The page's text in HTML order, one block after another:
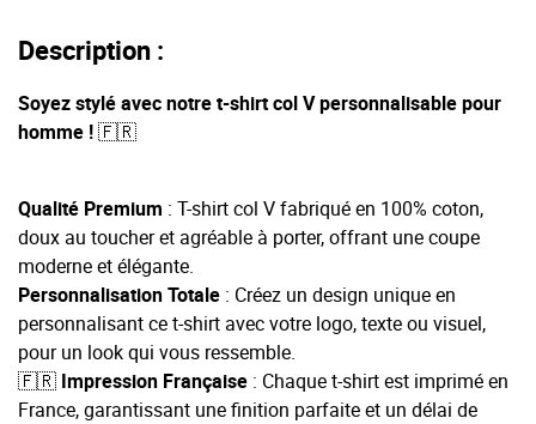
Description :
Soyez stylé avec notre t-shirt col V personnalisable pour
homme !🇫🇷
Qualité Premium : T-shirt col V fabriqué en 100% coton,
doux au toucher et agréable à porter, offrant une coupe
moderne et élégante.
Personnalisation Totale : Créez un design unique en
personnalisant ce t-shirt avec votre logo, texte ou visuel,
pour un look qui vous ressemble.
🇫🇷 Impression Française : Chaque t-shirt est imprimé en
France, garantissant une finition parfaite et un délai de